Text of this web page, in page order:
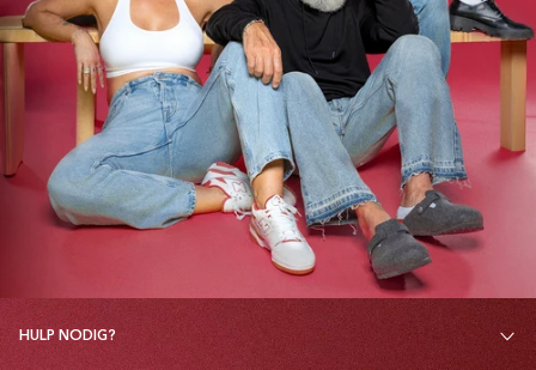
HULP NODIG?